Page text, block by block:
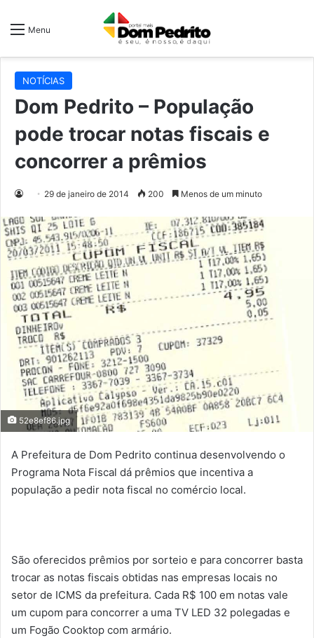
Menu
NOTÍCIAS
Dom Pedrito – População
pode trocar notas fiscais e
concorrer a prêmios
29 de janeiro de 2014 200 Menos de um minuto
52e8ef86.jpg
A Prefeitura de Dom Pedrito continua desenvolvendo o
Programa Nota Fiscal dá prêmios que incentiva a
população a pedir nota fiscal no comércio local.
São oferecidos prêmios por sorteio e para concorrer basta
trocar as notas fiscais obtidas nas empresas locais no
setor de ICMS da prefeitura. Cada R$ 100 em notas vale
um cupom para concorrer a uma TV LED 32 polegadas e
um Fogão Cooktop com armário.